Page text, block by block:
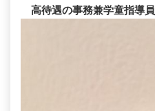
高待遇の事務兼学童指導員